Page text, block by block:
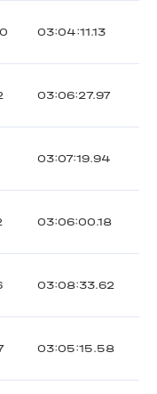
03:04:11.13
03:06:27.97
03:07:19.94
03:06:00.18
03:08:33.62
03:05:15.58